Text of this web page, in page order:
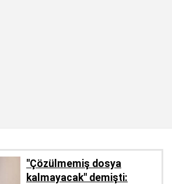
''Çözülmemiş dosya
kalmayacak'' demişti: